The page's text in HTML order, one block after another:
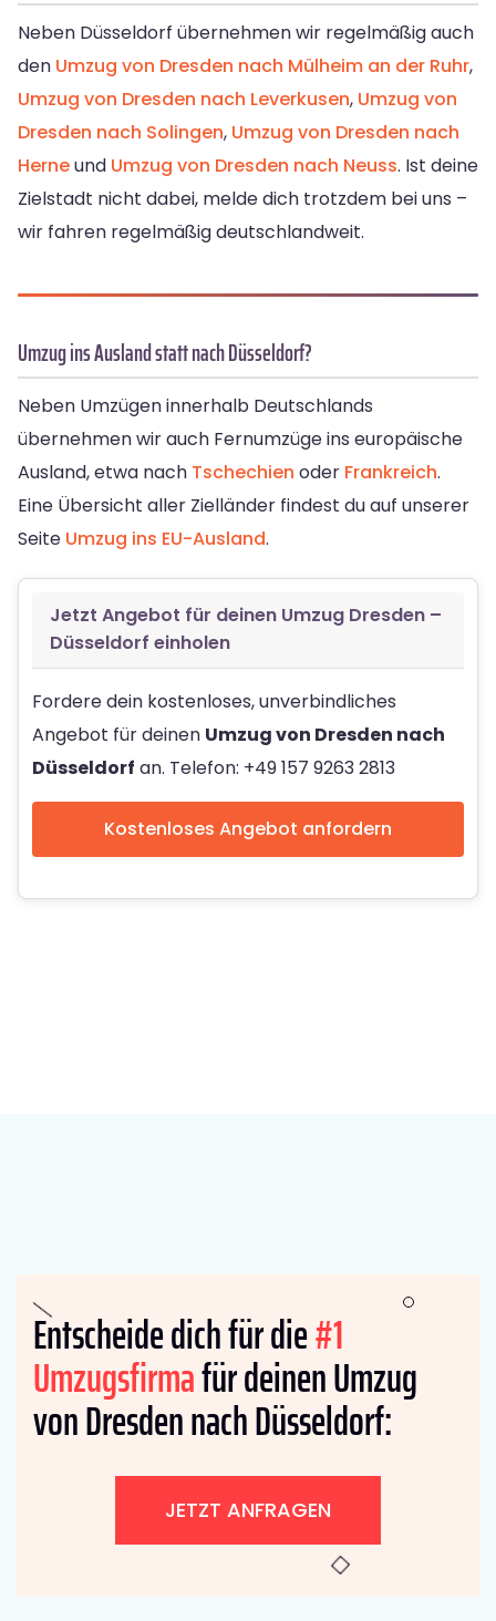
Neben Düsseldorf übernehmen wir regelmäßig auch
den Umzug von Dresden nach Mülheim an der Ruhr,
Umzug von Dresden nach Leverkusen, Umzug von
Dresden nach Solingen, Umzug von Dresden nach
Herneund Umzug von Dresden nach Neuss. Ist deine
Zielstadt nicht dabei, melde dich trotzdem bei uns –
wir fahren regelmäßig deutschlandweit.
Umzug ins Ausland statt nach Düsseldorf?
Neben Umzügen innerhalb Deutschlands
übernehmen wir auch Fernumzüge ins europäische
Ausland, etwa nach Tschechien oder Frankreich.
Eine Übersicht aller Zielländer findest du auf unserer
Seite Umzug ins EU-Ausland.
Jetzt Angebot für deinen Umzug Dresden –
Düsseldorf einholen
Fordere dein kostenloses, unverbindliches
Angebot für deinen Umzug von Dresden nach
Düsseldorf an. Telefon: +49 157 9263 2813
Kostenloses Angebot anfordern
Entscheide dich für die#1
Umzugsfirmafür deinen Umzug
von Dresden nach Düsseldorf:
JETZT ANFRAGEN